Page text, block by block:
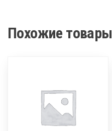
БАЗ
Похожие товары